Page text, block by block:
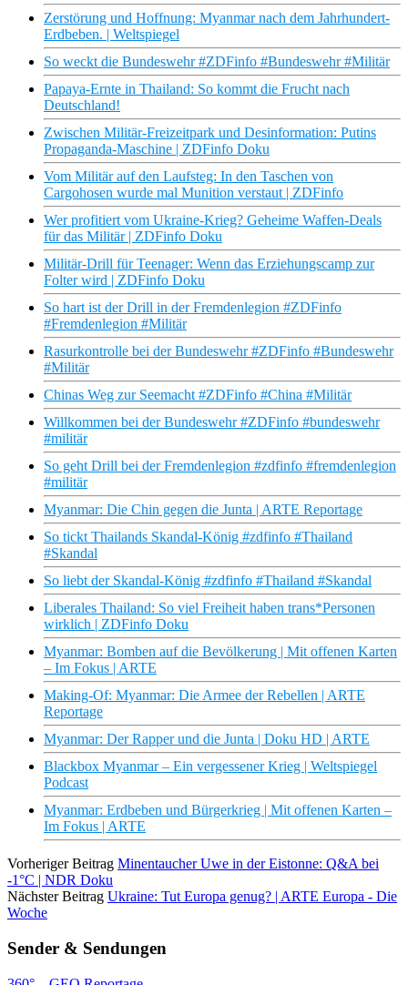
Zerstörung und Hoffnung: Myanmar nach dem Jahrhundert-
Erdbeben. | Weltspiegel
So weckt die Bundeswehr #ZDFinfo #Bundeswehr #Militär
Papaya-Ernte in Thailand: So kommt die Frucht nach
Deutschland!
Zwischen Militär-Freizeitpark und Desinformation: Putins
Propaganda-Maschine | ZDFinfo Doku
Vom Militär auf den Laufsteg: In den Taschen von
Cargohosen wurde mal Munition verstaut | ZDFinfo
Wer profitiert vom Ukraine-Krieg? Geheime Waffen-Deals
für das Militär | ZDFinfo Doku
Militär-Drill für Teenager: Wenn das Erziehungscamp zur
Folter wird | ZDFinfo Doku
So hart ist der Drill in der Fremdenlegion #ZDFinfo
#Fremdenlegion #Militär
Rasurkontrolle bei der Bundeswehr #ZDFinfo #Bundeswehr
#Militär
Chinas Weg zur Seemacht #ZDFinfo #China #Militär
Willkommen bei der Bundeswehr #ZDFinfo #bundeswehr
#militär
So geht Drill bei der Fremdenlegion #zdfinfo #fremdenlegion
#militär
Myanmar: Die Chin gegen die Junta | ARTE Reportage
So tickt Thailands Skandal-König #zdfinfo #Thailand
#Skandal
So liebt der Skandal-König #zdfinfo #Thailand #Skandal
Liberales Thailand: So viel Freiheit haben trans*Personen
wirklich | ZDFinfo Doku
Myanmar: Bomben auf die Bevölkerung | Mit offenen Karten
– Im Fokus | ARTE
Making-Of: Myanmar: Die Armee der Rebellen | ARTE
Reportage
Myanmar: Der Rapper und die Junta | Doku HD | ARTE
Blackbox Myanmar – Ein vergessener Krieg | Weltspiegel
Podcast
Myanmar: Erdbeben und Bürgerkrieg | Mit offenen Karten –
Im Fokus | ARTE
Vorheriger Beitrag Minentaucher Uwe in der Eistonne: Q&A bei
-1°C | NDR Doku
Nächster Beitrag Ukraine: Tut Europa genug? | ARTE Europa - Die
Woche
Sender & Sendungen